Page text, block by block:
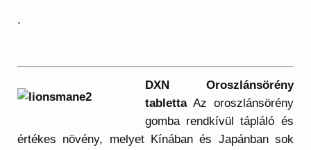
.
DXN Oroszlánsörény
tablettaAz oroszlánsörény
gomba rendkívül tápláló és
értékes növény, melyet Kínában és Japánban sok